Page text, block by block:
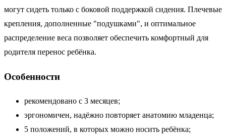
могут сидеть только с боковой поддержкой сидения. Плечевые
крепления, дополненные "подушками", и оптимальное
распределение веса позволяет обеспечить комфортный для
родителя перенос ребёнка.
Особенности
рекомендовано с 3 месяцев;
эргономичен, надёжно повторяет анатомию младенца;
5 положений, в которых можно носить ребёнка;